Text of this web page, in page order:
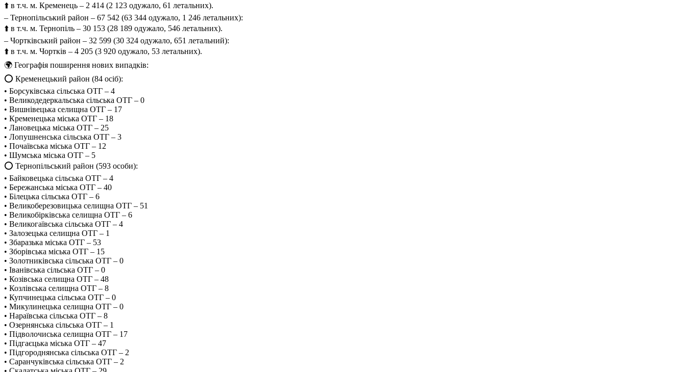
⬆️ в т.ч. м. Кременець – 2 414 (2 123 одужало, 61 летальних).
– Тернопільський район – 67 542 (63 344 одужало, 1 246 летальних):
⬆️ в т.ч. м. Тернопіль – 30 153 (28 189 одужало, 546 летальних).
– Чортківський район – 32 599 (30 324 одужало, 651 летальний):
⬆️ в т.ч. м. Чортків – 4 205 (3 920 одужало, 53 летальних).
🌍 Географія поширення нових випадків:
⭕️ Кременецький район (84 осіб):
• Борсуківська сільська ОТГ – 4
• Великодедеркальська сільська ОТГ – 0
• Вишнівецька селищна ОТГ – 17
• Кременецька міська ОТГ – 18
• Лановецька міська ОТГ – 25
• Лопушненська сільська ОТГ – 3
• Почаївська міська ОТГ – 12
• Шумська міська ОТГ – 5
⭕️ Тернопільський район (593 особи):
• Байковецька сільська ОТГ – 4
• Бережанська міська ОТГ – 40
• Білецька сільська ОТГ – 6
• Великоберезовицька селищна ОТГ – 51
• Великобірківська селищна ОТГ – 6
• Великогаївська сільська ОТГ – 4
• Залозецька селищна ОТГ – 1
• Збаразька міська ОТГ – 53
• Зборівська міська ОТГ – 15
• Золотниківська сільська ОТГ – 0
• Іванівська сільська ОТГ – 0
• Козівська селищна ОТГ – 48
• Козлівська селищна ОТГ – 8
• Купчинецька сільська ОТГ – 0
• Микулинецька селищна ОТГ – 0
• Нараївська сільська ОТГ – 8
• Озернянська сільська ОТГ – 1
• Підволочиська селищна ОТГ – 17
• Підгаєцька міська ОТГ – 47
• Підгороднянська сільська ОТГ – 2
• Саранчуківська сільська ОТГ – 2